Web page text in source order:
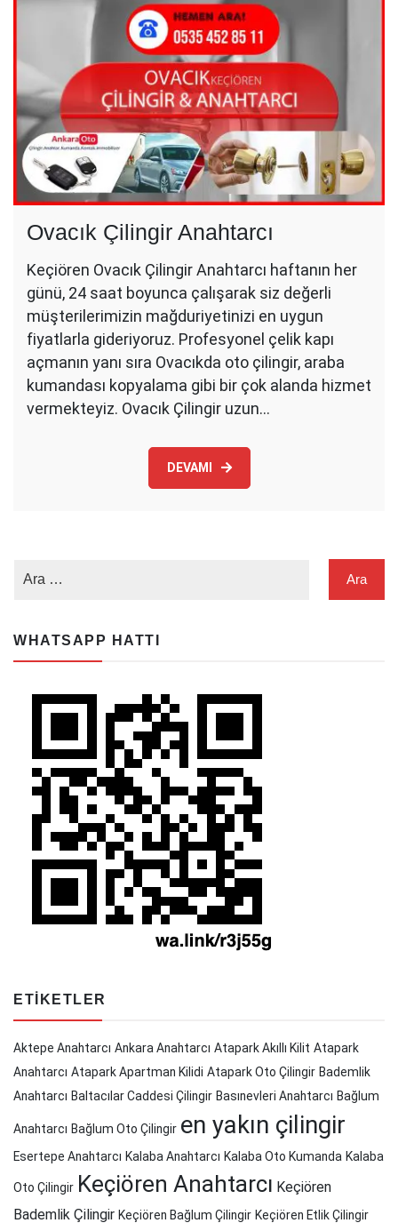
Ovacık Çilingir Anahtarcı
Keçiören Ovacık Çilingir Anahtarcı haftanın her
günü, 24 saat boyunca çalışarak siz değerli
müşterilerimizin mağduriyetinizi en uygun
fiyatlarla gideriyoruz. Profesyonel çelik kapı
açmanın yanı sıra Ovacıkda oto çilingir, araba
kumandası kopyalama gibi bir çok alanda hizmet
vermekteyiz. Ovacık Çilingir uzun…
DEVAMI
WHATSAPP HATTI
ETIKETLER
Aktepe Anahtarcı Ankara Anahtarcı Atapark Akıllı Kilit Atapark
Anahtarcı Atapark Apartman Kilidi Atapark Oto Çilingir Bademlik
Anahtarcı Baltacılar Caddesi Çilingir Basınevleri Anahtarcı Bağlum
Anahtarcı Bağlum Oto Çilingir en yakın çilingir
Esertepe Anahtarcı Kalaba Anahtarcı Kalaba Oto Kumanda Kalaba
Oto Çilingir Keçiören Anahtarcı Keçiören
Bademlik Çilingir Keçiören Bağlum Çilingir Keçiören Etlik Çilingir